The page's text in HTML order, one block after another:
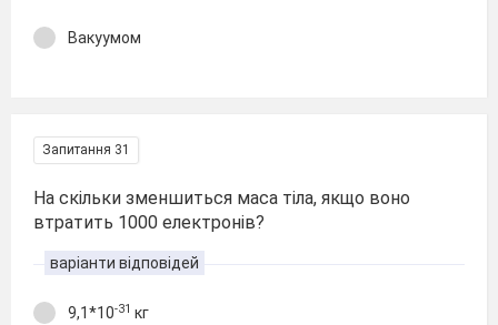
Вакуумом
Запитання 31
На скільки зменшиться маса тіла, якщо воно
втратить 1000 електронів?
варіанти відповідей
9,1*10-31 кг